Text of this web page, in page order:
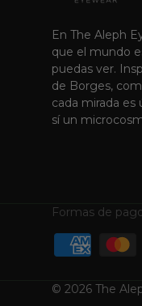
En The Aleph
que el mundo
puedas ver.
de Borges,
cada mirada es
sí un
Formas de
© 2026 The